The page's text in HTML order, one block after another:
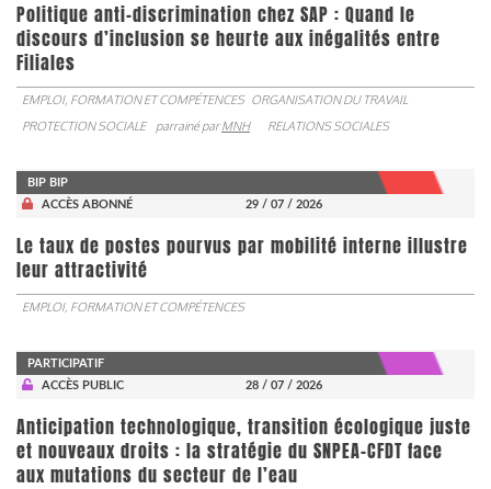
Politique anti-discrimination chez SAP : Quand le
discours d’inclusion se heurte aux inégalités entre
Filiales
EMPLOI, FORMATION ET COMPÉTENCES ORGANISATION DU TRAVAIL
PROTECTION SOCIALE
parrainé parMNH RELATIONS SOCIALES
BIP BIP
ACCÈS ABONNÉ
29 / 07 / 2026
Le taux de postes pourvus par mobilité interne illustre
leur attractivité
EMPLOI, FORMATION ET COMPÉTENCES
PARTICIPATIF
ACCÈS PUBLIC
28 / 07 / 2026
Anticipation technologique, transition écologique juste
et nouveaux droits : la stratégie du SNPEA-CFDT face
aux mutations du secteur de l’eau